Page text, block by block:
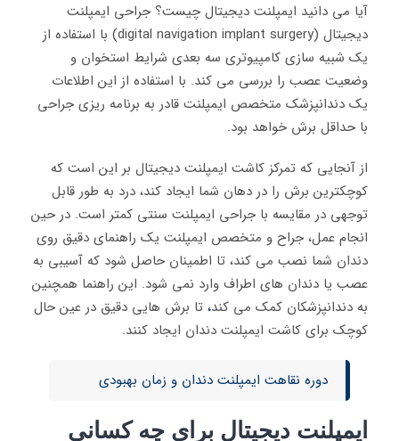
آیا می دانید ایمپلنت دیجیتال چیست؟ جراحی ایمپلنت
دیجیتال (digital navigation implant surgery) با استفاده از
یک شبیه سازی کامپیوتری سه بعدی شرایط استخوان و
وضعیت عصب را بررسی می کند. با استفاده از این اطلاعات
یک دندانپزشک متخصص ایمپلنت قادر به برنامه ریزی جراحی
با حداقل برش خواهد بود.
از آنجایی که تمرکز کاشت ایمپلنت دیجیتال بر این است که
کوچکترین برش را در دهان شما ایجاد کند، درد به طور قابل
توجهی در مقایسه با جراحی ایمپلنت سنتی کمتر است. در حین
انجام عمل، جراح و متخصص ایمپلنت یک راهنمای دقیق روی
دندان شما نصب می کند، تا اطمینان حاصل شود که آسیبی به
عصب یا دندان های اطراف وارد نمی شود. این راهنما همچنین
به دندانپزشکان کمک می کند، تا برش هایی دقیق در عین حال
کوچک برای کاشت ایمپلنت دندان ایجاد کنند.
دوره نقاهت ایمپلنت دندان و زمان بهبودی
ایمپلنت دیجیتال برای چه کسانی